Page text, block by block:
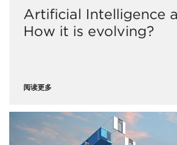
Artificial Intelligence
How it is evolving?
阅读更多